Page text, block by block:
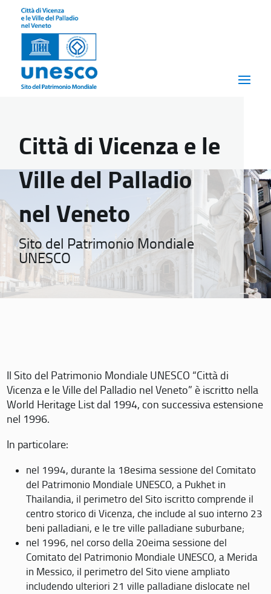
Città di Vicenza e le
Ville del Palladio
nel Veneto
Sito del Patrimonio Mondiale
UNESCO
Il Sito del Patrimonio Mondiale UNESCO “Città di
Vicenza e le Ville del Palladio nel Veneto” è iscritto nella
World Heritage List dal 1994, con successiva estensione
nel 1996.
In particolare:
nel 1994, durante la 18esima sessione del Comitato
del Patrimonio Mondiale UNESCO, a Pukhet in
Thailandia, il perimetro del Sito iscritto comprende il
centro storico di Vicenza, che include al suo interno 23
beni palladiani, e le tre ville palladiane suburbane;
nel 1996, nel corso della 20eima sessione del
Comitato del Patrimonio Mondiale UNESCO, a Merida
in Messico, il perimetro del Sito viene ampliato
includendo ulteriori 21 ville palladiane dislocate nel